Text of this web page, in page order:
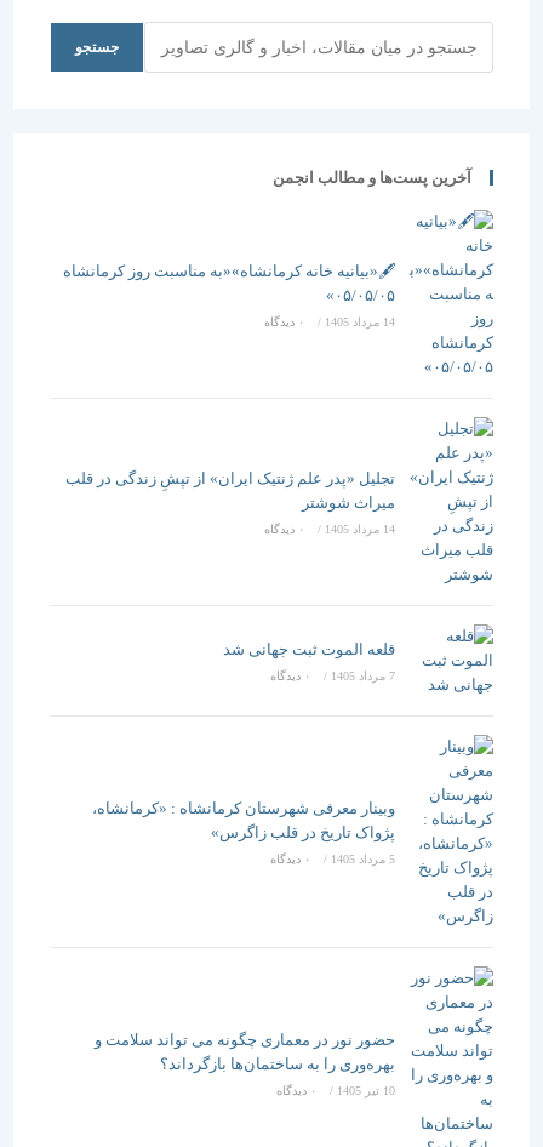
جستجو
آخرین پست‌ها و مطالب انجمن
🖋️«بیانیه خانه کرمانشاه»«به مناسبت روز کرمانشاه
۰۵/۰۵/۰۵»
/ ۰ دیدگاه
تجلیل «پدر علم ژنتیک ایران» از تپشِ زندگی در قلب
میراث شوشتر
14 مرداد 1405 / ۰ دیدگاه
قلعه الموت ثبت جهانی شد
/ ۰ دیدگاه
وبینار معرفی شهرستان کرمانشاه : «کرمانشاه،
پژواک تاریخ در قلب زاگرس»
5 مرداد 1405 / ۰ دیدگاه
حضور نور در معماری چگونه می تواند سلامت و
بهره‌وری را به ساختمان‌ها بازگرداند؟
/ ۰ دیدگاه